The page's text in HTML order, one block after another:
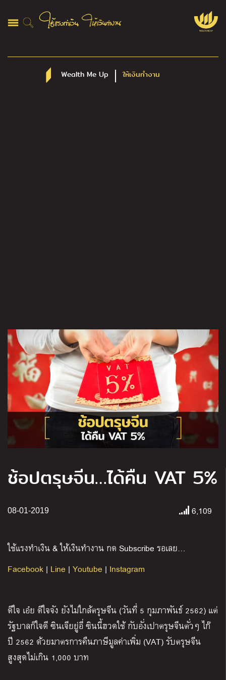
Wealth Me Up ให้เงินทำงาน
ช้อปตรุษจีน…ได้คืน VAT 5%
08-01-2019 6,109
ใช้แรงทำเงิน & ให้เงินทำงาน กด Subscribe รอเลย…
Facebook | Line | Youtube | Instagram
ดีใจ เอ๋ย ดีใจจัง ยังไม่ใกล้ตรุษจีน (วันที่ 5 กุมภาพันธ์ 2562) แต่
รัฐบาลก็ใจดี ซินเจียยู่อี่ ซินนี้ฮวดใช้ กับอั่งเปาตรุษจีนตั่วๆ ไก๊
ปี 2562 ด้วยมาตรการคืนภาษีมูลค่าเพิ่ม (VAT) รับตรุษจีน
สูงสุดไม่เกิน 1,000 บาท